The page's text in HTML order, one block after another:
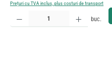
Prețuri cu TVA inclus, plus costuri de transport
Cantitate produs: Introduceți cantitatea
buc.